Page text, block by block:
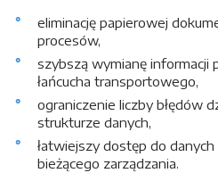
eliminację papierowej
procesów,
szybszą wymianę informacji
łańcucha transportowego,
ograniczenie liczby błędów
strukturze danych,
łatwiejszy dostęp do
bieżącego zarządzania.